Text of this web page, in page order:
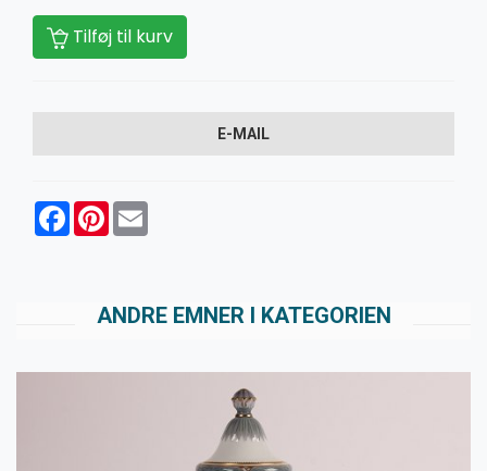
Tilføj til kurv
E-MAIL
FacebookPinterest
ANDRE EMNER I KATEGORIEN